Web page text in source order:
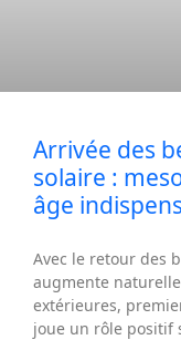
Arrivée des
solaire :
âge
Avec le retour des
augmente
extérieures,
joue un rôle positif